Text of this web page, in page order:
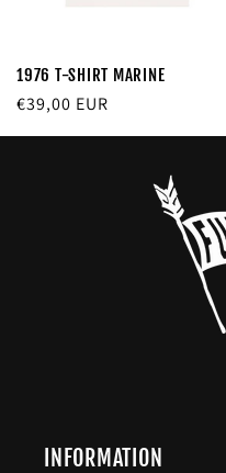
1976 T-SHIRT MARINE
Prix
€39,00 EUR
INFORMATION